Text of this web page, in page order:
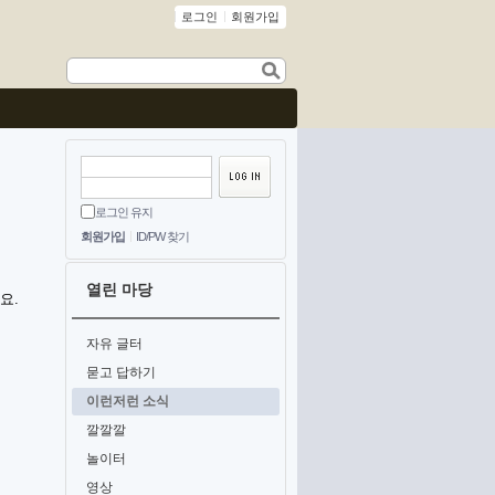
로그인 회원가입
로그인 유지
회원가입
ID/PW 찾기
열린 마당
자유 글터
묻고 답하기
이런저런 소식
깔깔깔
놀이터
영상
.